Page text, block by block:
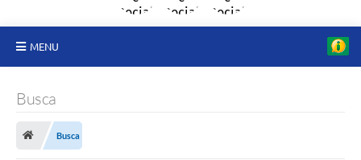
MENU
Proposições
Busca
Busca